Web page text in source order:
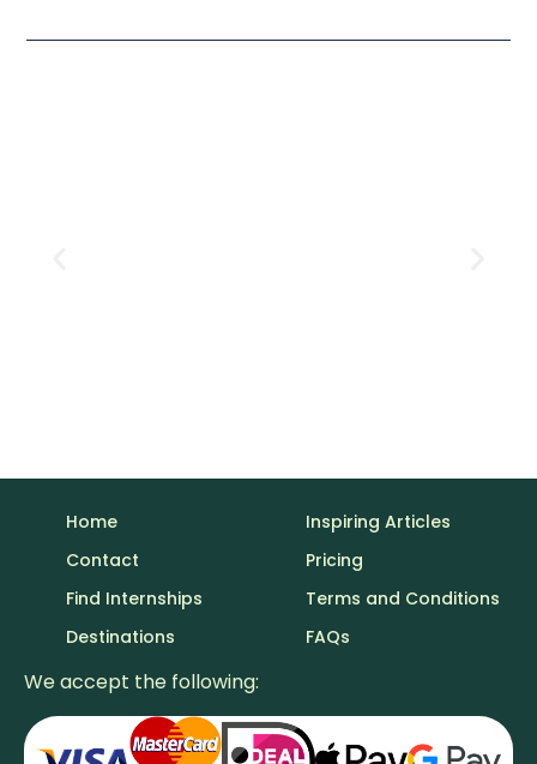
Home
Contact
Find Internships
Destinations
Inspiring Articles
Pricing
Terms and Conditions
FAQs
We accept the following: